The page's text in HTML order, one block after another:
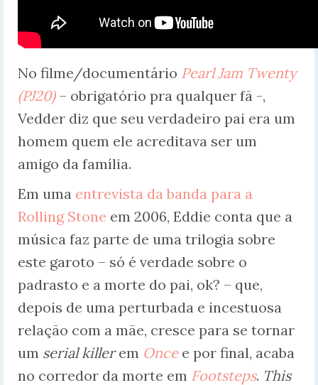
No filme/documentário Pearl Jam Twenty
(PJ20)– obrigatório pra qualquer fã -,
Vedder diz que seu verdadeiro pai era um
homem quem ele acreditava ser um
amigo da família.
Em uma entrevista da banda para a
Rolling Stone em 2006, Eddie conta que a
música faz parte de uma trilogia sobre
este garoto – só é verdade sobre o
padrasto e a morte do pai, ok? – que,
depois de uma perturbada e incestuosa
relação com a mãe, cresce para se tornar
um serial killerem Oncee por final, acaba
no corredor da morte em Footsteps. This